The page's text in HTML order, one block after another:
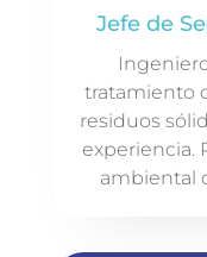
Jefe de
tratamiento
residuos
experiencia.
ambiental